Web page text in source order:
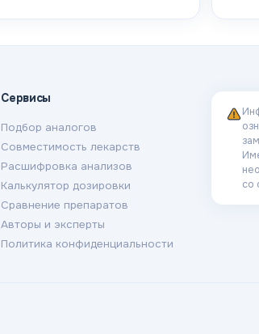
Сервисы
Подбор аналогов
Совместимость лекарств
Расшифровка анализов
Калькулятор дозировки
Сравнение препаратов
Авторы и эксперты
Политика конфиденциальности
со